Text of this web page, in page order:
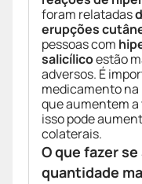
foram relatadas
erupções
pessoas com
salicílicoestão
adversos. É
medicamento
que aumentem
isso pode
colaterais.
O que fazer
quantidade